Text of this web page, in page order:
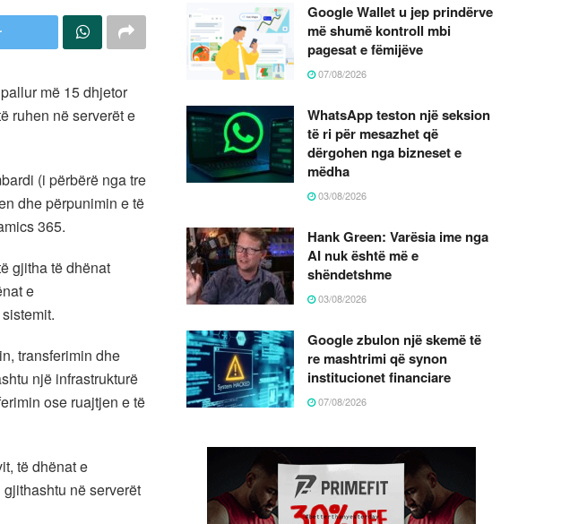
më 15 dhjetor
ruhen në serverët e
(i përbërë nga tre
dhe përpunimin e të
365.
gjitha të dhënat
e
transferimin dhe
një infrastrukturë
ose ruajtjen e të
të dhënat e
në serverët
Google Wallet u jep prindërve
më shumë kontroll mbi
pagesat e fëmijëve
07/08/2026
WhatsApp teston një seksion
të ri për mesazhet që
dërgohen nga bizneset e
mëdha
03/08/2026
Hank Green: Varësia ime nga
AI nuk është më e
shëndetshme
03/08/2026
Google zbulon një skemë të
re mashtrimi që synon
institucionet financiare
07/08/2026